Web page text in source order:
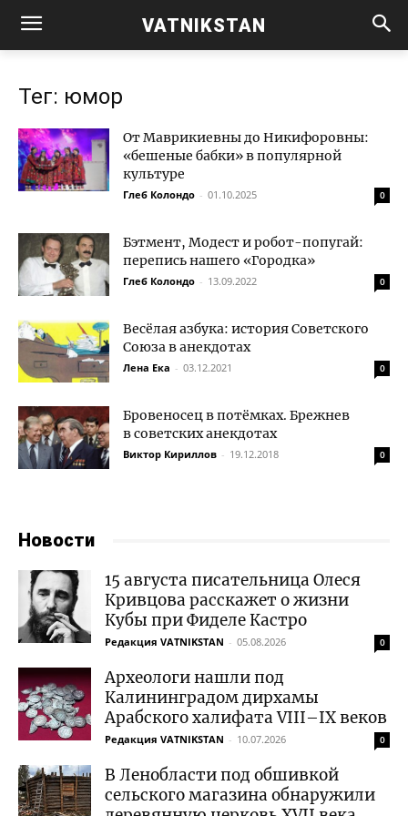
VATNIKSTAN
Тег: юмор
От Маврикиевны до Никифоровны:
«бешеные бабки» в популярной
культуре
Глеб Колондо - 01.10.2025 0
Бэтмент, Модест и робот-попугай:
перепись нашего «Городка»
Глеб Колондо - 13.09.2022 0
Весёлая азбука: история Советского
Союза в анекдотах
Лена Ека - 03.12.2021 0
Бровеносец в потёмках. Брежнев
в советских анекдотах
Виктор Кириллов - 19.12.2018 0
Новости
15 августа писательница Олеся
Кривцова расскажет о жизни
Кубы при Фиделе Кастро
Редакция VATNIKSTAN - 05.08.2026 0
Археологи нашли под
Калининградом дирхамы
Арабского халифата VIII–IX веков
Редакция VATNIKSTAN - 10.07.2026 0
В Ленобласти под обшивкой
сельского магазина обнаружили